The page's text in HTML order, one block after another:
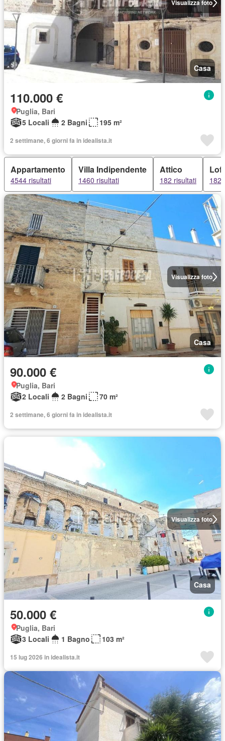
Visualizza foto
Casa
110.000 €
Puglia, Bari
5 Locali
2 Bagni 195 m²
2 settimane, 6 giorni fa in idealista.it
Appartamento
4544 risultati
Villa Indipendente
1460 risultati
Attico
182 risultati
Loft
182
Visualizza foto
Casa
90.000 €
Puglia, Bari
2 Locali
2 Bagni 70 m²
2 settimane, 6 giorni fa in idealista.it
Visualizza foto
Casa
50.000 €
Puglia, Bari
3 Locali
1 Bagno 103 m²
15 lug 2026 in idealista.it